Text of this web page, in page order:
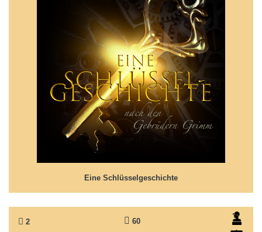
Eine Schlüsselgeschichte
Eine Schlüsselgeschichte
Märchen nach Grimms 'Der goldene Schlüssel'
2 60